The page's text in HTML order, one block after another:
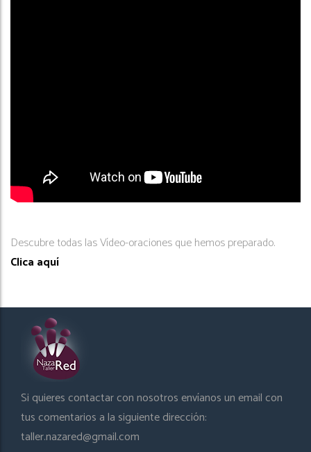
Descubre todas las Vídeo-oraciones que hemos preparado.
Clica aquí
Si quieres contactar con nosotros envíanos un email con
tus comentarios a la siguiente dirección:
taller.nazared@gmail.com